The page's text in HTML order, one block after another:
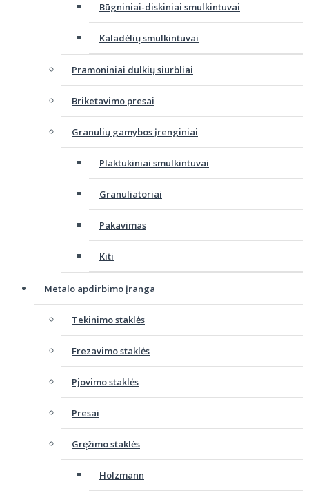
Būgniniai-diskiniai smulkintuvai
Kaladėlių smulkintuvai
Pramoniniai dulkių siurbliai
Briketavimo presai
Granulių gamybos įrenginiai
Plaktukiniai smulkintuvai
Granuliatoriai
Pakavimas
Kiti
Metalo apdirbimo įranga
Tekinimo staklės
Frezavimo staklės
Pjovimo staklės
Presai
Gręžimo staklės
Holzmann